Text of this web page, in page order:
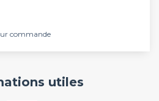
commande
utiles